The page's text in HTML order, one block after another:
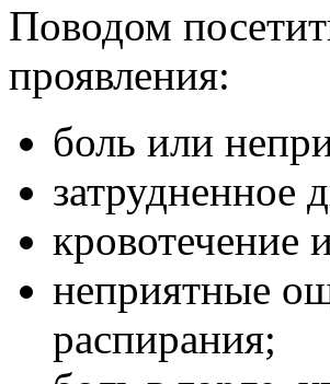
Поводом
проявления:
боль или
затрудненное
кровотечение
неприятные
распирания;